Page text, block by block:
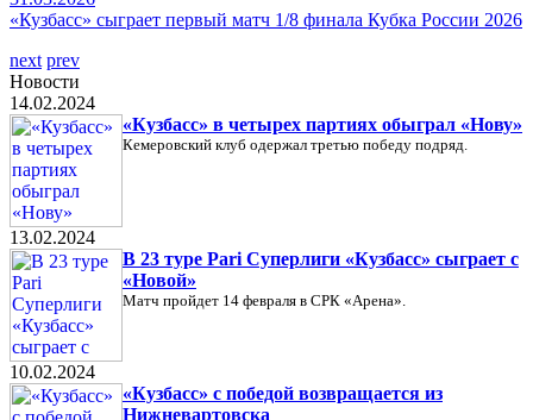
«Кузбасс» сыграет первый матч 1/8 финала Кубка России 2026
next prev
Новости
14.02.2024
«Кузбасс» в четырех партиях обыграл «Нову»
Кемеровский клуб одержал третью победу подряд.
13.02.2024
В 23 туре Pari Суперлиги «Кузбасс» сыграет с
«Новой»
Матч пройдет 14 февраля в СРК «Арена».
10.02.2024
«Кузбасс» с победой возвращается из
Нижневартовска